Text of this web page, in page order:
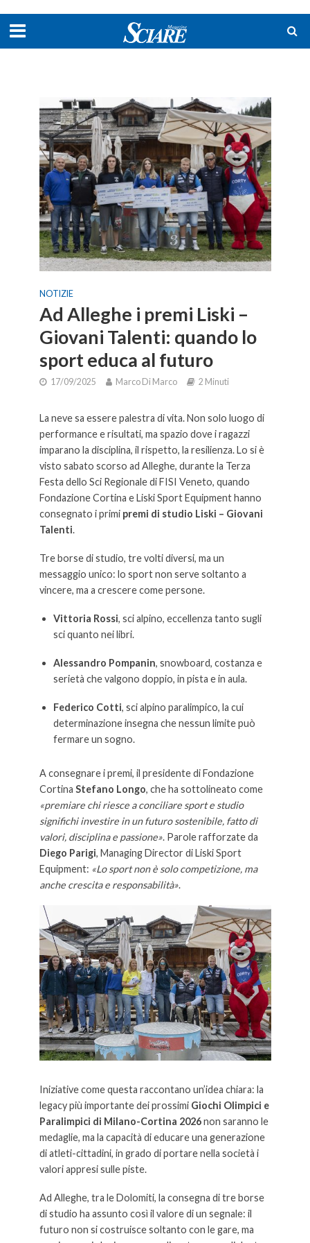
NOTIZIE
Ad Alleghe i premi Liski –
Giovani Talenti: quando lo
sport educa al futuro
17/09/2025 Marco Di Marco 2 Minuti
La neve sa essere palestra di vita. Non solo luogo di
performance e risultati, ma spazio dove i ragazzi
imparano la disciplina, il rispetto, la resilienza. Lo si è
visto sabato scorso ad Alleghe, durante la Terza
Festa dello Sci Regionale di FISI Veneto, quando
Fondazione Cortina e Liski Sport Equipment hanno
consegnato i primi premi di studio Liski – Giovani
Talenti.
Tre borse di studio, tre volti diversi, ma un
messaggio unico: lo sport non serve soltanto a
vincere, ma a crescere come persone.
Vittoria Rossi, sci alpino, eccellenza tanto sugli
sci quanto nei libri.
Alessandro Pompanin, snowboard, costanza e
serietà che valgono doppio, in pista e in aula.
Federico Cotti, sci alpino paralimpico, la cui
determinazione insegna che nessun limite può
fermare un sogno.
A consegnare i premi, il presidente di Fondazione
Cortina Stefano Longo, che ha sottolineato come
«premiare chi riesce a conciliare sport e studio
significhi investire in un futuro sostenibile, fatto di
valori, disciplina e passione». Parole rafforzate da
Diego Parigi, Managing Director di Liski Sport
Equipment: «Lo sport non è solo competizione, ma
anche crescita e responsabilità».
Iniziative come questa raccontano un’idea chiara: la
legacy più importante dei prossimi Giochi Olimpici e
Paralimpici di Milano-Cortina 2026non saranno le
medaglie, ma la capacità di educare una generazione
di atleti-cittadini, in grado di portare nella società i
valori appresi sulle piste.
Ad Alleghe, tra le Dolomiti, la consegna di tre borse
di studio ha assunto così il valore di un segnale: il
futuro non si costruisce soltanto con le gare, ma